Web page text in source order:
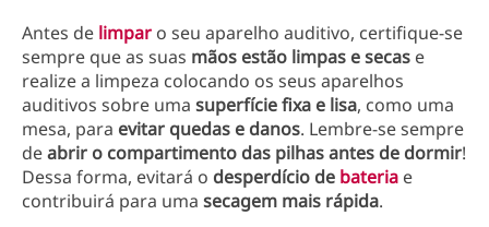
Antes de limpar o seu aparelho auditivo, certifique-se
sempre que as suas mãos estão limpas e secas e
realize a limpeza colocando os seus aparelhos
auditivos sobre uma superfície fixa e lisa, como uma
mesa, para evitar quedas e danos. Lembre-se sempre
deabrir o compartimento das pilhas antes de dormir!
Dessa forma, evitará o desperdício de bateria e
contribuirá para uma secagem mais rápida.